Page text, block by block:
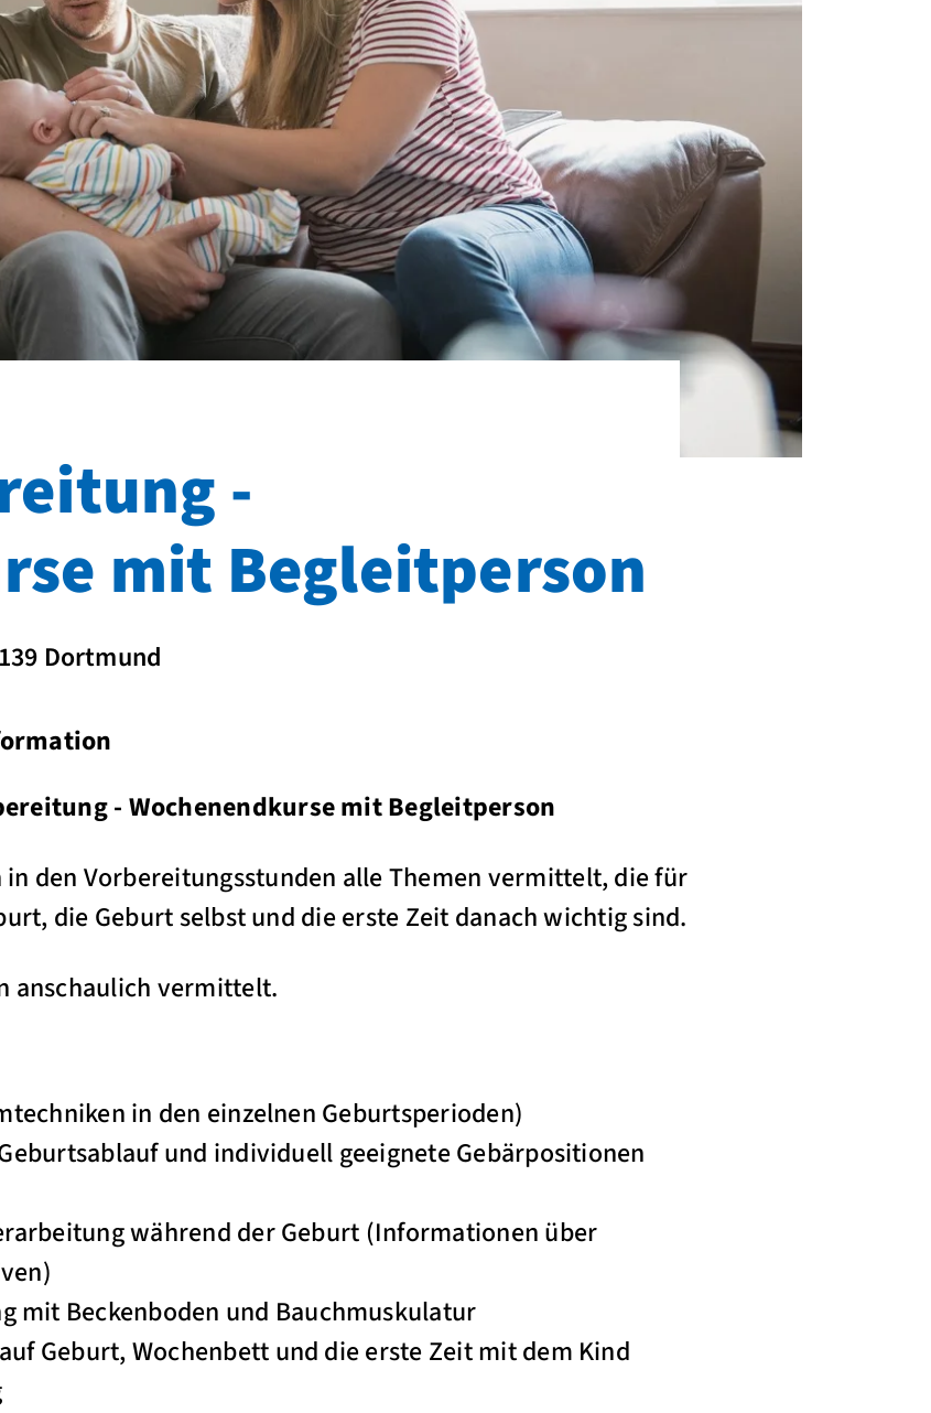
-
mit Begleitperson
Dortmund
- Wochenendkurse mit Begleitperson
in den Vorbereitungsstunden alle Themen vermittelt, die für
die Geburt selbst und die erste Zeit danach wichtig sind.
anschaulich vermittelt.
in den einzelnen Geburtsperioden)
und individuell geeignete Gebärpositionen
während der Geburt (Informationen über
mit Beckenboden und Bauchmuskulatur
Geburt, Wochenbett und die erste Zeit mit dem Kind